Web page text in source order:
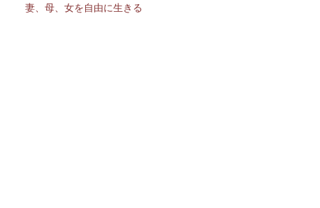
妻、母、女を自由に生きる